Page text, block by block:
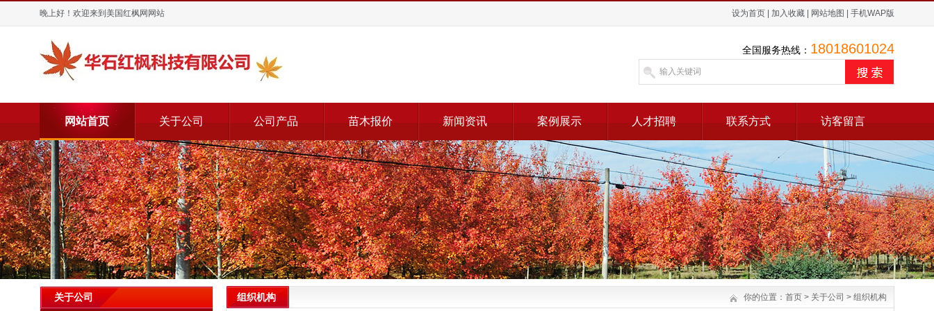
晚上好！欢迎来到美国红枫网网站 设为首页 加入收藏 网站地图 手机WAP版
全国服务热线： 18018601024
网站首页 关于公司 公司产品 苗木报价 新闻资讯 案例展示 人才招聘 联系方式 访客留言
关于公司 组织机构 你的位置： 首页 > 关于公司 > 组织机构